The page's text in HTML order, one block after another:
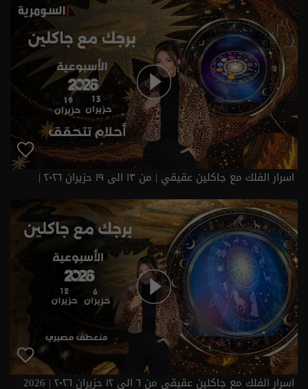
اسرار الفلك مع جاكلين عقيقي | من ١٣ الى ١٩ حزيران ٢٠٢٦ |
2026
اسرار الفلك مع جاكلين عقيقي من ٦ الى ١٢ حزيران ٢٠٢٦ | 2026